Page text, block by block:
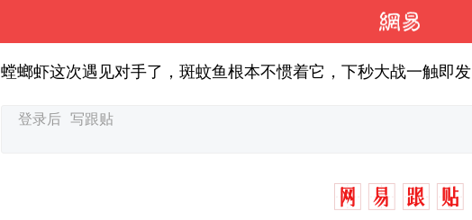
螳螂虾这次遇见对手了，斑蚊鱼根本不惯着它，下秒大战一触即发